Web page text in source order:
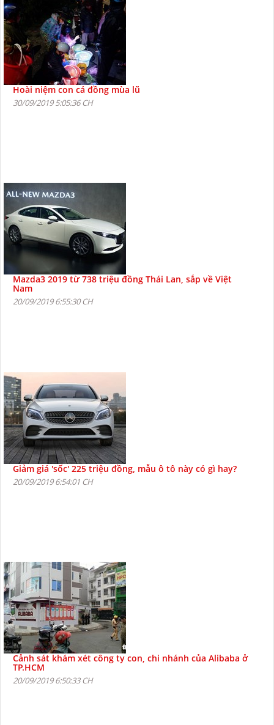
Hoài niệm con cá đồng mùa lũ
30/09/2019 5:05:36 CH
Mazda3 2019 từ 738 triệu đồng Thái Lan, sắp về Việt
Nam
20/09/2019 6:55:30 CH
Giảm giá 'sốc' 225 triệu đồng, mẫu ô tô này có gì hay?
20/09/2019 6:54:01 CH
Cảnh sát khám xét công ty con, chi nhánh của Alibaba ở
TP.HCM
20/09/2019 6:50:33 CH